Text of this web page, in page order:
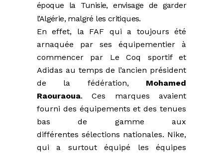
époque la Tunisie, envisage de garder
l’Algérie, malgré les critiques.
En effet, la FAF qui a toujours été
arnaquée par ses équipementier à
commencer par Le Coq sportif et
Adidas au temps de l’ancien président
de la fédération, Mohamed
Raouraoua. Ces marques avaient
fourni des équipements et des tenues
bas de gamme aux
différentes sélections nationales. Nike,
qui a surtout équipé les équipes